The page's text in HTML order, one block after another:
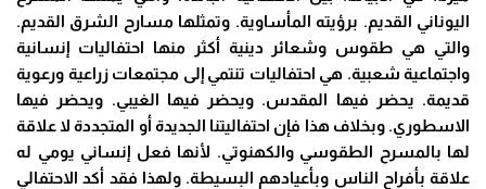
اليوناني القديم. برؤيته المأساوية. وتمثلها مسارح الشرق القديم.
والتي هي طقوس وشعائر دينية أكثر منها احتفاليات إنسانية
واجتماعية شعبية. هي احتفاليات تنتمي إلى مجتمعات زراعية ورعوية
قديمة. يحضر فيها المقدس. ويحضر فيها الغيبي. ويحضر فيها
الاسطوري. وبخلاف هذا فإن احتفاليتنا الجديدة أو المتجددة لا علاقة
لها بالمسرح الطقوسي والكهنوتي. لأنها فعل إنساني يومي له
علاقة بأفراح الناس وبأعيادهم البسيطة. ولهذا فقد أكد الاحتفالي